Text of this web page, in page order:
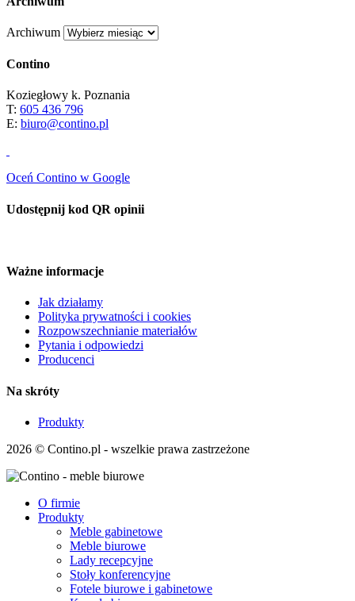
Archiwum
Contino
Koziegłowy k. Poznania
T: 605 436 796
E: biuro@contino.pl
Oceń Contino w Google
Udostępnij kod QR opinii
Ważne informacje
Jak działamy
Polityka prywatności i cookies
Rozpowszechnianie materiałów
Pytania i odpowiedzi
Producenci
Na skróty
Produkty
2026 © Contino.pl - wszelkie prawa zastrzeżone
O firmie
Produkty
Meble gabinetowe
Meble biurowe
Lady recepcyjne
Stoły konferencyjne
Fotele biurowe i gabinetowe